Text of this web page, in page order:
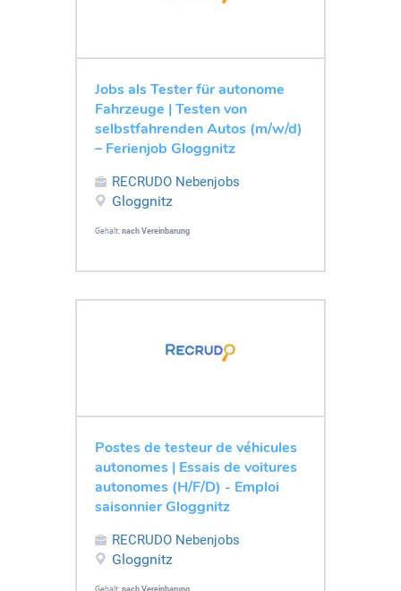
Jobs als Tester für autonome
Fahrzeuge | Testen von
selbstfahrenden Autos (m/w/d)
– Ferienjob Gloggnitz
RECRUDO Nebenjobs
Gloggnitz
Gehalt: nach Vereinbarung
Postes de testeur de véhicules
autonomes | Essais de voitures
autonomes (H/F/D) - Emploi
saisonnier Gloggnitz
RECRUDO Nebenjobs
Gloggnitz
Gehalt: nach Vereinbarung